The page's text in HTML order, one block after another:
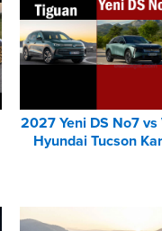
2027 Yeni DS No7 vs
Hyundai Tucson